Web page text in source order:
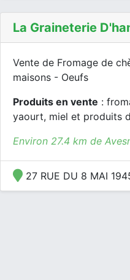
La Graineterie
Vente de Fromage de
maisons - Oeufs
Produits en vente :
yaourt, miel et produits
Environ 27.4 km de
27 RUE DU 8 MAI